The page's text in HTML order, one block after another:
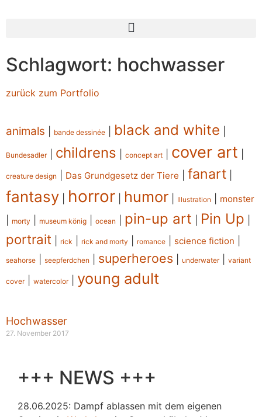
Schlagwort: hochwasser
zurück zum Portfolio
animals bande dessinée black and white
Bundesadler| childrens concept art cover art
creature design Das Grundgesetz der Tiere fanart
fantasy horror humor Illustration monster
morty museum könig ocean pin-up art Pin Up
portrait rick rick and morty romance science fiction
seahorse seepferdchen superheroes underwater| variant
cover| watercolor| young adult
Hochwasser
27. November 2017
+++ NEWS +++
28.06.2025: Dampf ablassen mit dem eigenen